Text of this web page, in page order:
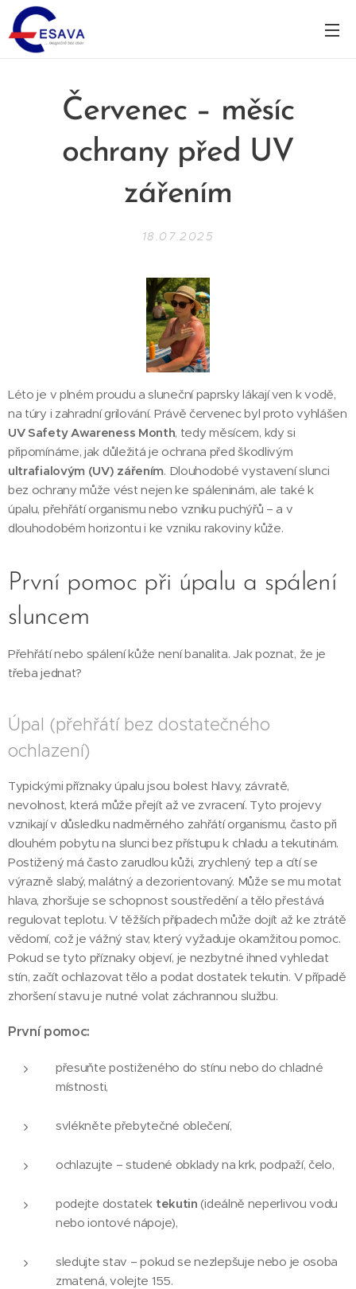
Červenec – měsíc
ochrany před UV
zářením
18.07.2025
Léto je v plném proudu a sluneční paprsky lákají ven k vodě,
na túry i zahradní grilování. Právě červenec byl proto vyhlášen
UV Safety Awareness Month, tedy měsícem, kdy si
připomínáme, jak důležitá je ochrana před škodlivým
ultrafialovým (UV) zářením. Dlouhodobé vystavení slunci
bez ochrany může vést nejen ke spáleninám, ale také k
úpalu, přehřátí organismu nebo vzniku puchýřů – a v
dlouhodobém horizontu i ke vzniku rakoviny kůže.
První pomoc při úpalu a spálení
sluncem
Přehřátí nebo spálení kůže není banalita. Jak poznat, že je
třeba jednat?
Úpal (přehřátí bez dostatečného
ochlazení)
Typickými příznaky úpalu jsou bolest hlavy, závratě,
nevolnost, která může přejít až ve zvracení. Tyto projevy
vznikají v důsledku nadměrného zahřátí organismu, často při
dlouhém pobytu na slunci bez přístupu k chladu a tekutinám.
Postižený má často zarudlou kůži, zrychlený tep a cítí se
výrazně slabý, malátný a dezorientovaný. Může se mu motat
hlava, zhoršuje se schopnost soustředění a tělo přestává
regulovat teplotu. V těžších případech může dojít až ke ztrátě
vědomí, což je vážný stav, který vyžaduje okamžitou pomoc.
Pokud se tyto příznaky objeví, je nezbytné ihned vyhledat
stín, začít ochlazovat tělo a podat dostatek tekutin. V případě
zhoršení stavu je nutné volat záchrannou službu.
První pomoc:
přesuňte postiženého do stínu nebo do chladné
místnosti,
svlékněte přebytečné oblečení,
ochlazujte – studené obklady na krk, podpaží, čelo,
podejte dostatek tekutin (ideálně neperlivou vodu
nebo iontové nápoje),
sledujte stav – pokud se nezlepšuje nebo je osoba
zmatená, volejte 155.